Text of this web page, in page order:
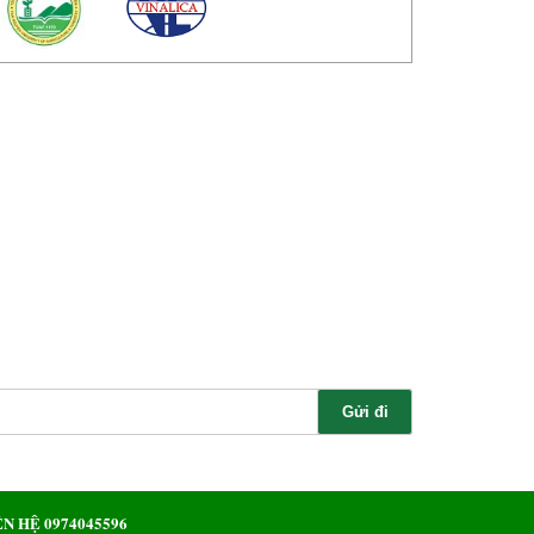
HỆ 0974045596